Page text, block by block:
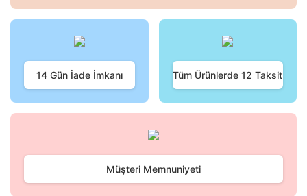
Bu ürüne benzer farklı alternatifler olmalı.
Gönder
14 Gün İade İmkanı Tüm Ürünlerde 12 Taksit
Müşteri Memnuniyeti